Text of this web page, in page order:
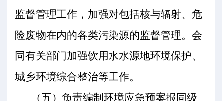
监督管理工作，加强对包括核与辐射、危
险废物在内的各类污染源的监督管理。会
同有关部门加强饮用水水源地环境保护、
城乡环境综合整治等工作。
（五）负责编制环境应急预案报同级